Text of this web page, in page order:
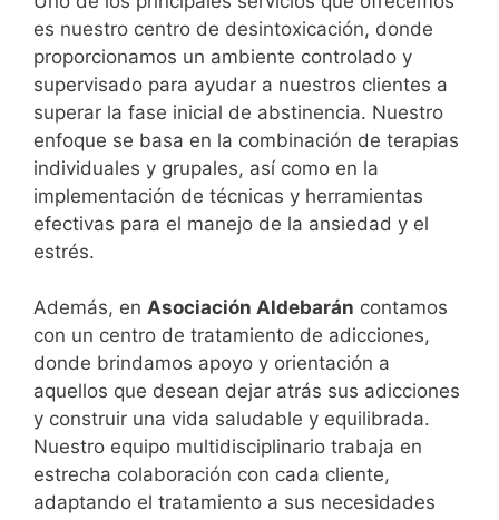
es nuestro centro de desintoxicación, donde
proporcionamos un ambiente controlado y
supervisado para ayudar a nuestros clientes a
superar la fase inicial de abstinencia. Nuestro
enfoque se basa en la combinación de terapias
individuales y grupales, así como en la
implementación de técnicas y herramientas
efectivas para el manejo de la ansiedad y el
estrés.
Además, en Asociación Aldebarán contamos
con un centro de tratamiento de adicciones,
donde brindamos apoyo y orientación a
aquellos que desean dejar atrás sus adicciones
y construir una vida saludable y equilibrada.
Nuestro equipo multidisciplinario trabaja en
estrecha colaboración con cada cliente,
adaptando el tratamiento a sus necesidades